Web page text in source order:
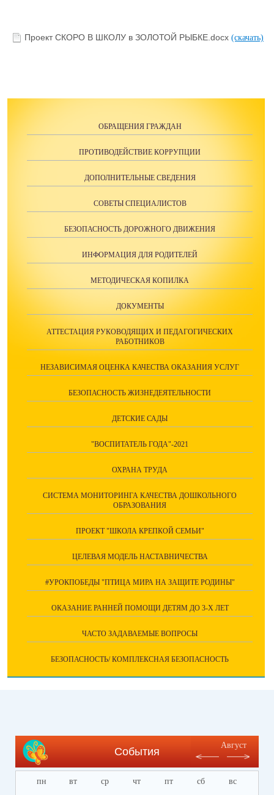
Проект СКОРО В ШКОЛУ в ЗОЛОТОЙ РЫБКЕ.docx (скачать)
ОБРАЩЕНИЯ ГРАЖДАН
ПРОТИВОДЕЙСТВИЕ КОРРУПЦИИ
ДОПОЛНИТЕЛЬНЫЕ СВЕДЕНИЯ
СОВЕТЫ СПЕЦИАЛИСТОВ
БЕЗОПАСНОСТЬ ДОРОЖНОГО ДВИЖЕНИЯ
ИНФОРМАЦИЯ ДЛЯ РОДИТЕЛЕЙ
МЕТОДИЧЕСКАЯ КОПИЛКА
ДОКУМЕНТЫ
АТТЕСТАЦИЯ РУКОВОДЯЩИХ И ПЕДАГОГИЧЕСКИХ
РАБОТНИКОВ
НЕЗАВИСИМАЯ ОЦЕНКА КАЧЕСТВА ОКАЗАНИЯ УСЛУГ
БЕЗОПАСНОСТЬ ЖИЗНЕДЕЯТЕЛЬНОСТИ
ДЕТСКИЕ САДЫ
"ВОСПИТАТЕЛЬ ГОДА"-2021
ОХРАНА ТРУДА
СИСТЕМА МОНИТОРИНГА КАЧЕСТВА ДОШКОЛЬНОГО
ОБРАЗОВАНИЯ
ПРОЕКТ "ШКОЛА КРЕПКОЙ СЕМЬИ"
ЦЕЛЕВАЯ МОДЕЛЬ НАСТАВНИЧЕСТВА
#УРОКПОБЕДЫ "ПТИЦА МИРА НА ЗАЩИТЕ РОДИНЫ"
ОКАЗАНИЕ РАННЕЙ ПОМОЩИ ДЕТЯМ ДО 3-Х ЛЕТ
ЧАСТО ЗАДАВАЕМЫЕ ВОПРОСЫ
БЕЗОПАСНОСТЬ/ КОМПЛЕКСНАЯ БЕЗОПАСНОСТЬ
События
Август
пн вт ср чт пт сб вс